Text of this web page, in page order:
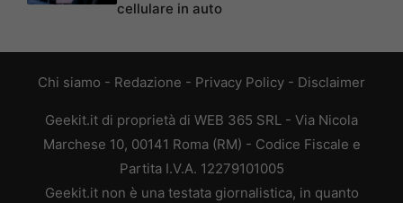
cellulare in auto
Chi siamo - Redazione - Privacy Policy - Disclaimer
Geekit.it di proprietà di WEB 365 SRL - Via Nicola
Marchese 10, 00141 Roma (RM) - Codice Fiscale e
Partita I.V.A. 12279101005
Geekit.it non è una testata giornalistica, in quanto